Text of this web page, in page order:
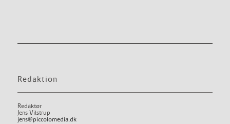
Redaktion
Redaktør
Jens Vilstrup
jens@piccolomedia.dk